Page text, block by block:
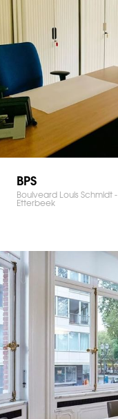
BPS
Boulveard Louis Schmidt -
Etterbeek